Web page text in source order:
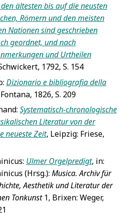
ältesten bis auf die neusten
Römern und den meisten
Nationen sind geschrieben
geordnet, und nach
und Urtheilen
1792, S. 154
Dizionario e bibliografia della
1826, S. 209
Systematisch-chronologische
Literatur von der
neueste Zeit, Leipzig: Friese,
Ulmer Orgelpredigt, in:
(Hrsg.): Musica. Archiv für
Aesthetik und Literatur der
Tonkunst1, Brixen: Weger,